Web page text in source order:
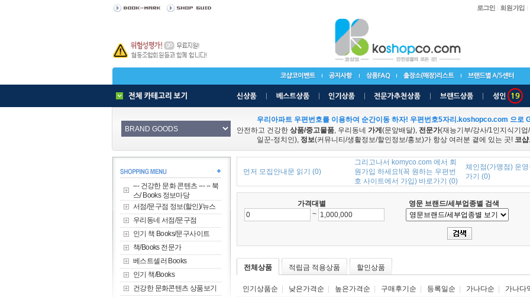
우리아파트 우편번호를 이용하여 순간이동 하자! 우편번호5자리.koshopco.com 으로
안전하고 건강한 상품/중고물품, 우리동네 가게 (문앞배달), 전문가(재능기부/강사/1인지식기업
일꾼-정치인), 정보(커뮤니티/생활정보/할인정보/홍보)가 항상 여러분 곁에 있는 곳! 코
--- 건강한 문화 콘텐츠 --- -- 북
스/ Books 정보마당
서점/문구점 정보(할인)/뉴스
우리동네 서점/문구점
인기 책 Books/문구사이트
책/Books 전문가
베스트셀러 Books
인기 책/Books
건강한 문화콘텐츠 상품보기
먼저 모집안내문 읽기 (0)
그리고나서 komyco.com 에서 회
원가입 하세요!(꼭 원하는 우편번
호 사이트에서 가입) 바로가기 (0)
체인점(가맹점) 운
가기 (0)
가격대별
영문 브랜드/세부업종별 검색
~
전체상품 적립금 적용상품 할인상품
인기상품순 낮은가격순 높은가격순 구매후기순 등록일순 가나다순 가나다